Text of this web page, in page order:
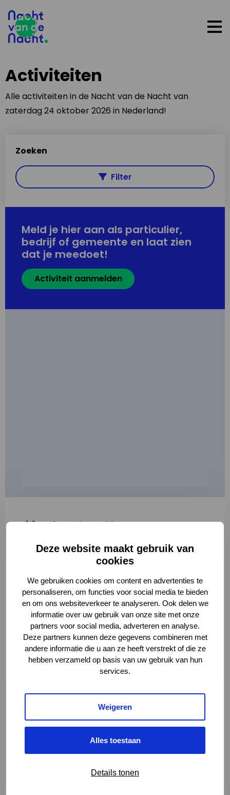
Deze website maakt gebruik van
cookies
We gebruiken cookies om content en advertenties te
personaliseren, om functies voor social media te bieden
en om ons websiteverkeer te analyseren. Ook delen we
informatie over uw gebruik van onze site met onze
partners voor social media, adverteren en analyse.
Deze partners kunnen deze gegevens combineren met
andere informatie die u aan ze heeft verstrekt of die ze
hebben verzameld op basis van uw gebruik van hun
services.
Weigeren
Alles toestaan
Details tonen
Activiteiten
Alle activiteiten in de Nacht van de Nacht van
zaterdag 24 oktober 2026 in Nederland!
Zoeken
Filter
Meld je hier aan als particulier,
bedrijf of gemeente en laat zien
dat je meedoet!
Activiteit aanmelden
"*" geeft vereiste velden aan
2
Volledige omschrijving*
Starttijd*